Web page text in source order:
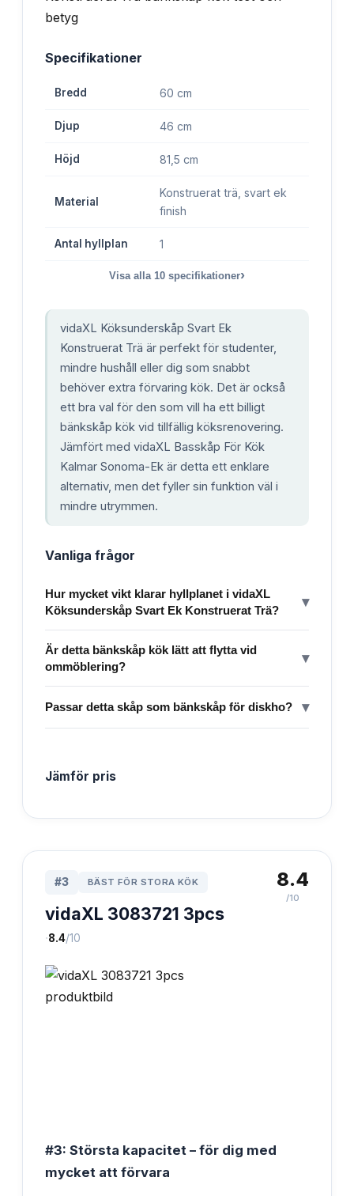
Specifikationer
Bredd 60 cm
Djup 46 cm
Höjd 81,5 cm
Material
Konstruerat trä, svart ek
finish
Antal hyllplan 1
Visa alla 10 specifikationer›
vidaXL Köksunderskåp Svart Ek
Konstruerat Trä är perfekt för studenter,
mindre hushåll eller dig som snabbt
behöver extra förvaring kök. Det är också
ett bra val för den som vill ha ett billigt
bänkskåp kök vid tillfällig köksrenovering.
Jämfört med vidaXL Basskåp För Kök
Kalmar Sonoma-Ek är detta ett enklare
alternativ, men det fyller sin funktion väl i
mindre utrymmen.
Vanliga frågor
Hur mycket vikt klarar hyllplanet i vidaXL
Köksunderskåp Svart Ek Konstruerat Trä?
▾
Är detta bänkskåp kök lätt att flytta vid
ommöblering?
▾
Passar detta skåp som bänkskåp för diskho? ▾
Jämför pris
#3 BÄST FÖR STORA KÖK
vidaXL 3083721 3pcs
·8.4/10
8.4
/10
#3: Största kapacitet – för dig med
mycket att förvara